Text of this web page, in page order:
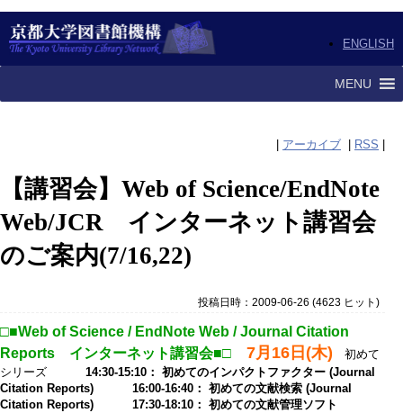
ENGLISH
MENU
アーカイブ RSS
【講習会】Web of Science/EndNote
Web/JCR インターネット講習会
のご案内(7/16,22)
投稿日時：2009-06-26 (4623 ヒット )
□■Web of Science / EndNote Web / Journal Citation
Reports インターネット講習会■□
7月16日(木) 初めて
シリーズ 14:30-15:10： 初めてのインパクトファクター (Journal
Citation Reports) 16:00-16:40： 初めての文献検索 (Journal
Citation Reports) 17:30-18:10： 初めての文献管理ソフト